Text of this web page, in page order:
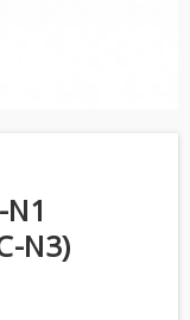
N3)